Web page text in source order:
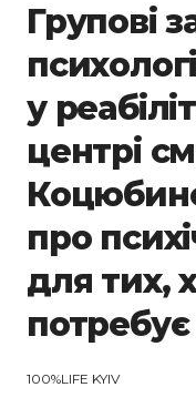
Групові
у
центрі
про
для тих,
100%LIFE KYIV